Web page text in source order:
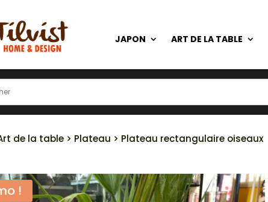
JAPON ART DE LA TABLE
de la table > Plateau > Plateau rectangulaire oiseaux
!